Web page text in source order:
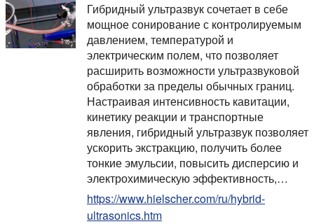
Гибридный ультразвук сочетает в себе
мощное сонирование с контролируемым
давлением, температурой и
электрическим полем, что позволяет
расширить возможности ультразвуковой
обработки за пределы обычных границ.
Настраивая интенсивность кавитации,
кинетику реакции и транспортные
явления, гибридный ультразвук позволяет
ускорить экстракцию, получить более
тонкие эмульсии, повысить дисперсию и
электрохимическую эффективность,…
https://www.hielscher.com/ru/hybrid-
ultrasonics.htm